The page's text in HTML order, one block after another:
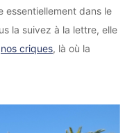
essentiellement dans le
la suivez à la lettre, elle
nos criques, là où la